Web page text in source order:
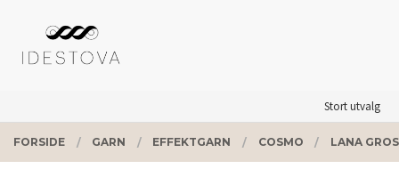
innholdet
Stort utvalg
PRODUKTER
FORSIDE GARN EFFEKTGARN COSMO LANA